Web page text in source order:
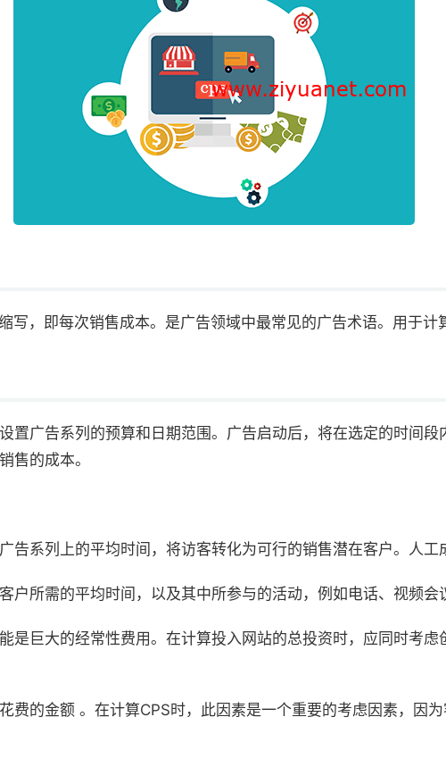
，即每次销售成本。是广告领域中最常见的广告术语。用于计
置广告系列的预算和日期范围。广告启动后，将在选定的时间
售的成本。
告系列上的平均时间，将访客转化为可行的销售潜在客户。人工
户所需的平均时间，以及其中所参与的活动，例如电话、视频会
是巨大的经常性费用。在计算投入网站的总投资时，应同时考
费的金额 。在计算CPS时，此因素是一个重要的考虑因素，因